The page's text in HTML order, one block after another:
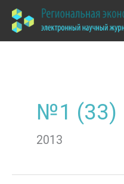
содержимому
№1 (33)
2013